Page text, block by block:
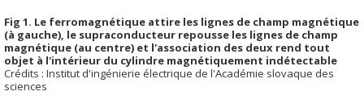
Fig 1. Le ferromagnétique attire les lignes de champ magnétique
(à gauche), le supraconducteur repousse les lignes de champ
magnétique (au centre) et l'association des deux rend tout
objet à l'intérieur du cylindre magnétiquement indétectable
Crédits : Institut d'ingénierie électrique de l'Académie slovaque des
sciences